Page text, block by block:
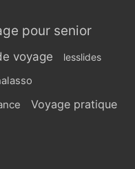
pour senior
voyage lesslides
Voyage pratique